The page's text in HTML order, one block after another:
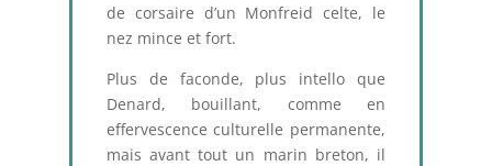
de corsaire d’un Monfreid celte, le
nez mince et fort.
Plus de faconde, plus intello que
Denard, bouillant, comme en
effervescence culturelle permanente,
mais avant tout un marin breton, il